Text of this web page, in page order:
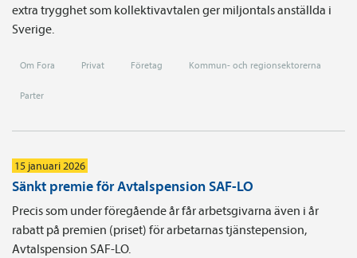
extra trygghet som kollektivavtalen ger miljontals anställda i
Sverige.
Om Fora Privat Företag Kommun- och regionsektorerna
Parter
15 januari 2026
Sänkt premie för Avtalspension SAF-LO
Precis som under föregående år får arbetsgivarna även i år
rabatt på premien (priset) för arbetarnas tjänste­pension,
Avtals­pension SAF-LO.